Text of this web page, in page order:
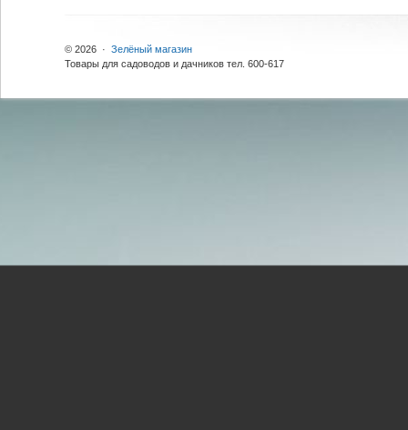
© 2026 · Зелёный магазин
Товары для садоводов и дачников тел. 600-617